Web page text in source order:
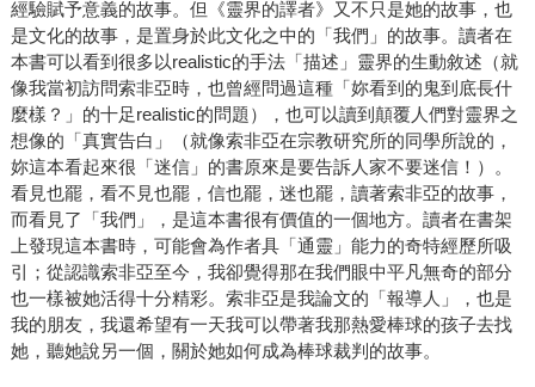
經驗賦予意義的故事。但《靈界的譯者》又不只是她的故事，也
是文化的故事，是置身於此文化之中的「我們」的故事。讀者在
本書可以看到很多以realistic的手法「描述」靈界的生動敘述（就
像我當初訪問索非亞時，也曾經問過這種「妳看到的鬼到底長什
麼樣？」的十足realistic的問題），也可以讀到顛覆人們對靈界之
想像的「真實告白」（就像索非亞在宗教研究所的同學所說的，
妳這本看起來很「迷信」的書原來是要告訴人家不要迷信！）。
看見也罷，看不見也罷，信也罷，迷也罷，讀著索非亞的故事，
而看見了「我們」，是這本書很有價值的一個地方。讀者在書架
上發現這本書時，可能會為作者具「通靈」能力的奇特經歷所吸
引；從認識索非亞至今，我卻覺得那在我們眼中平凡無奇的部分
也一樣被她活得十分精彩。索非亞是我論文的「報導人」，也是
我的朋友，我還希望有一天我可以帶著我那熱愛棒球的孩子去找
她，聽她說另一個，關於她如何成為棒球裁判的故事。